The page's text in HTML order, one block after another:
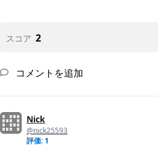
スコア 2
コメントを追加
Nick
@nick25593
評価: 1